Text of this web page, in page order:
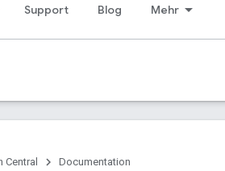
Support Blog Mehr
Central Documentation